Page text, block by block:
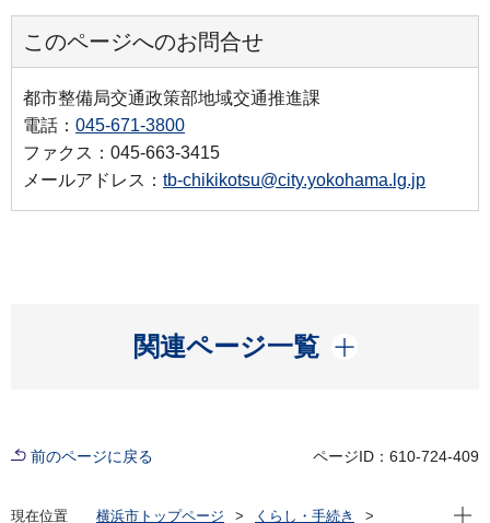
このページへのお問合せ
都市整備局交通政策部地域交通推進課
電話： 045-671-3800
ファクス：045-663-3415
メールアドレス： tb-chikikotsu@city.yokohama.lg.jp
関連ページ一覧
開く
前のページに戻る ページID：610-724-409
現在位置 横浜市トップページ
くらし・手続き
現在